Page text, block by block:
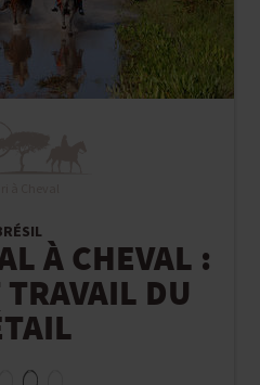
À CHEVAL :
DU